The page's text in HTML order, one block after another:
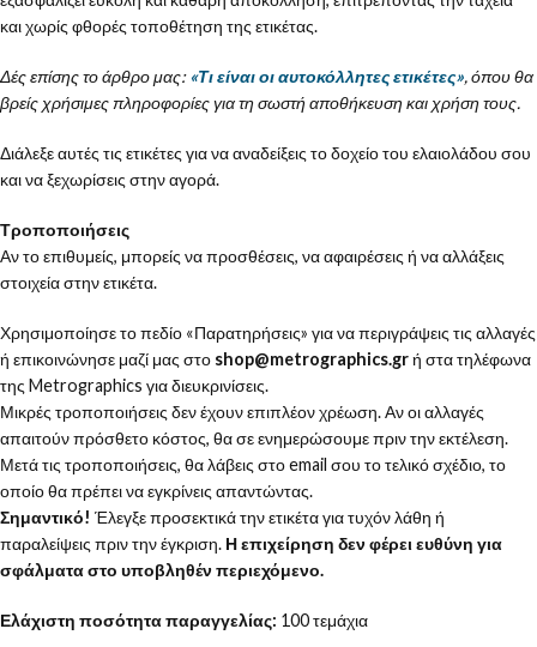
και χωρίς φθορές τοποθέτηση της ετικέτας.
Δές επίσης το άρθρο μας:«Τι είναι οι αυτοκόλλητες ετικέτες», όπου θα
βρείς χρήσιμες πληροφορίες για τη σωστή αποθήκευση και χρήση τους.
Διάλεξε αυτές τις ετικέτες για να αναδείξεις το δοχείο του ελαιολάδου σου
και να ξεχωρίσεις στην αγορά.
Τροποποιήσεις
Αν το επιθυμείς, μπορείς να προσθέσεις, να αφαιρέσεις ή να αλλάξεις
στοιχεία στην ετικέτα.
Χρησιμοποίησε το πεδίο «Παρατηρήσεις» για να περιγράψεις τις αλλαγές
ή επικοινώνησε μαζί μας στο shop@metrographics.grή στα τηλέφωνα
της Metrographics για διευκρινίσεις.
Μικρές τροποποιήσεις δεν έχουν επιπλέον χρέωση. Αν οι αλλαγές
απαιτούν πρόσθετο κόστος, θα σε ενημερώσουμε πριν την εκτέλεση.
Μετά τις τροποποιήσεις, θα λάβεις στο email σου το τελικό σχέδιο, το
οποίο θα πρέπει να εγκρίνεις απαντώντας.
Σημαντικό! Έλεγξε προσεκτικά την ετικέτα για τυχόν λάθη ή
παραλείψεις πριν την έγκριση. Η επιχείρηση δεν φέρει ευθύνη για
σφάλματα στο υποβληθέν περιεχόμενο.
Ελάχιστη ποσότητα παραγγελίας: 100 τεμάχια